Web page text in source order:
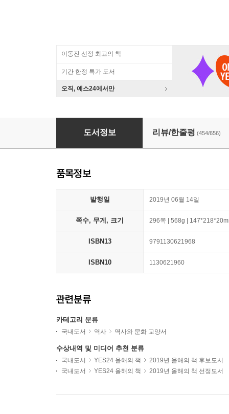
이동진 선정 최고의 책
기간 한정 특가 도서
오직, 예스24에서만
역사의 쓸모
도서정보 리뷰/한줄평 (454/656)
품목정보
발행일 2019년 06월 14일
쪽수, 무게, 크기 296쪽 | 568g |
ISBN13 9791130621968
ISBN10 1130621960
관련분류
카테고리 분류
국내도서 역사 역사와 문화 교양서
수상내역 및 미디어 추천 분류
국내도서 YES24 올해의 책
2019년 올해의 책 후보도서
국내도서
YES24 올해의 책 2019년 올해의 책 선정도서